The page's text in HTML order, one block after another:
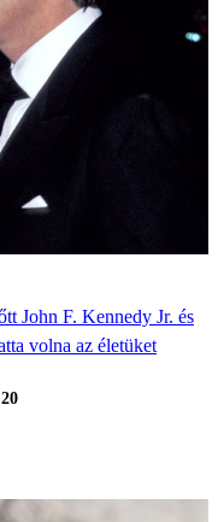
John F. Kennedy Jr. és
volna az életüket